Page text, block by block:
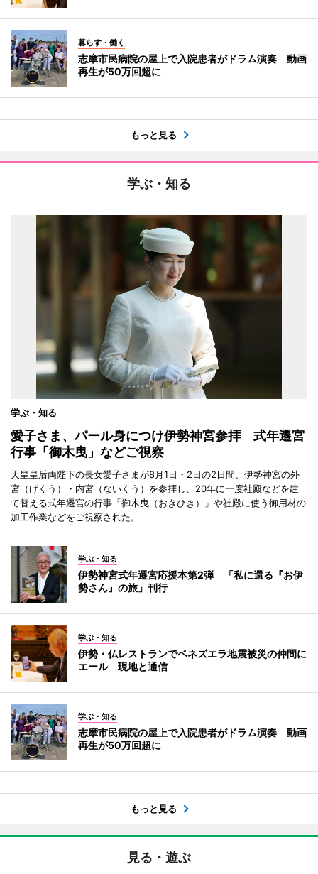
暮らす・働く
志摩市民病院の屋上で入院患者がドラム演奏 動画
再生が50万回超に
もっと見る
学ぶ・知る
学ぶ・知る
愛子さま、パール身につけ伊勢神宮参拝 式年遷宮
行事「御木曳」などご視察
天皇皇后両陛下の長女愛子さまが8月1日・2日の2日間、伊勢神宮の外
宮（げくう）・内宮（ないくう）を参拝し、20年に一度社殿などを建
て替える式年遷宮の行事「御木曳（おきひき）」や社殿に使う御用材の
加工作業などをご視察された。
学ぶ・知る
伊勢神宮式年遷宮応援本第2弾 「私に還る『お伊
勢さん』の旅」刊行
学ぶ・知る
伊勢・仏レストランでベネズエラ地震被災の仲間に
エール 現地と通信
学ぶ・知る
志摩市民病院の屋上で入院患者がドラム演奏 動画
再生が50万回超に
もっと見る
見る・遊ぶ